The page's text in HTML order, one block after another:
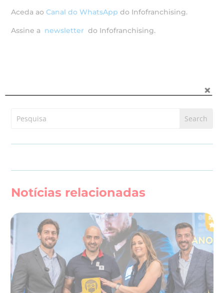
Aceda aoCanal do WhatsApp do Infofranchising.
Assine a newsletter do Infofranchising.
Notícias relacionadas